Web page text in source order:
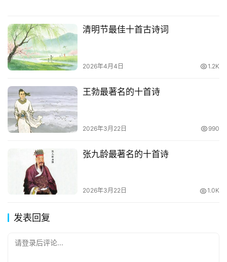
清明节最佳十首古诗词
2026年4月4日 1.2K
王勃最著名的十首诗
2026年3月22日 990
张九龄最著名的十首诗
2026年3月22日 1.0K
发表回复
请登录后评论...